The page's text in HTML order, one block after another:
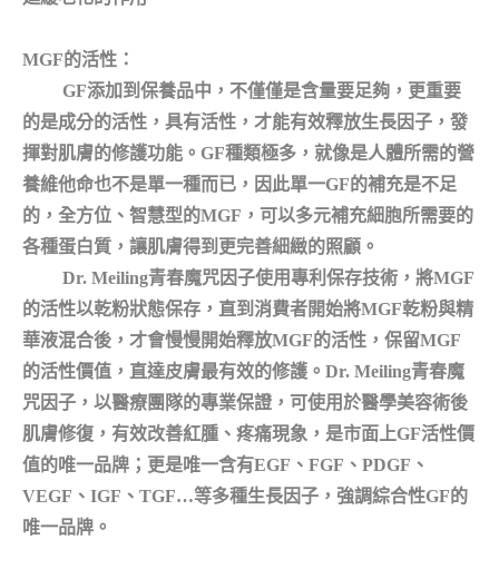
MGF的活性：
GF添加到保養品中，不僅僅是含量要足夠，更重要
的是成分的活性，具有活性，才能有效釋放生長因子，發
揮對肌膚的修護功能。GF種類極多，就像是人體所需的營
養維他命也不是單一種而已，因此單一GF的補充是不足
的，全方位、智慧型的MGF，可以多元補充細胞所需要的
各種蛋白質，讓肌膚得到更完善細緻的照顧。
Dr. Meiling青春魔咒因子使用專利保存技術，將MGF
的活性以乾粉狀態保存，直到消費者開始將MGF乾粉與精
華液混合後，才會慢慢開始釋放MGF的活性，保留MGF
的活性價值，直達皮膚最有效的修護。Dr. Meiling青春魔
咒因子，以醫療團隊的專業保證，可使用於醫學美容術後
肌膚修復，有效改善紅腫、疼痛現象，是市面上GF活性價
值的唯一品牌；更是唯一含有EGF、FGF、PDGF、
VEGF、IGF、TGF…等多種生長因子，強調綜合性GF的
唯一品牌。